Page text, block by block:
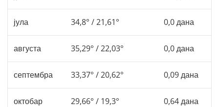
јула 34,8° / 21,61° 0,0 дана
августа 35,29° / 22,03° 0,0 дана
септембра 33,37° / 20,62° 0,09 дана
октобар 29,66° / 19,3° 0,64 дана